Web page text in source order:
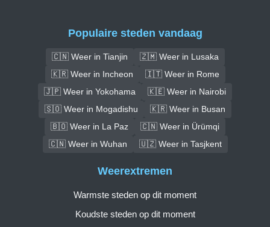
Populaire steden vandaag
🇨🇳 Weer in Tianjin
🇿🇲 Weer in Lusaka
🇰🇷 Weer in Incheon
🇮🇹 Weer in Rome
🇯🇵 Weer in Yokohama
🇰🇪 Weer in Nairobi
🇸🇴 Weer in Mogadishu
🇰🇷 Weer in Busan
🇧🇴 Weer in La Paz
🇨🇳 Weer in Ürümqi
🇨🇳 Weer in Wuhan
🇺🇿 Weer in Tasjkent
Weerextremen
Warmste steden op dit moment
Koudste steden op dit moment